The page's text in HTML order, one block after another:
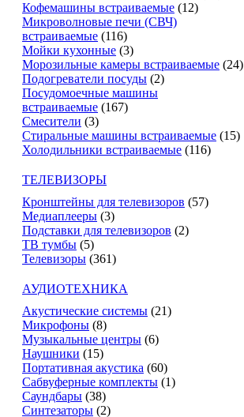
Кофемашины встраиваемые (12)
Микроволновые печи (СВЧ)
встраиваемые (116)
Мойки кухонные (3)
Морозильные камеры встраиваемые (24)
Подогреватели посуды (2)
Посудомоечные машины
встраиваемые (167)
Смесители (3)
Стиральные машины встраиваемые (15)
Холодильники встраиваемые (116)
ТЕЛЕВИЗОРЫ
Кронштейны для телевизоров (57)
Медиаплееры (3)
Подставки для телевизоров (2)
ТВ тумбы (5)
Телевизоры (361)
АУДИОТЕХНИКА
Акустические системы (21)
Микрофоны (8)
Музыкальные центры (6)
Наушники (15)
Портативная акустика (60)
Сабвуферные комплекты (1)
Саундбары (38)
Синтезаторы (2)